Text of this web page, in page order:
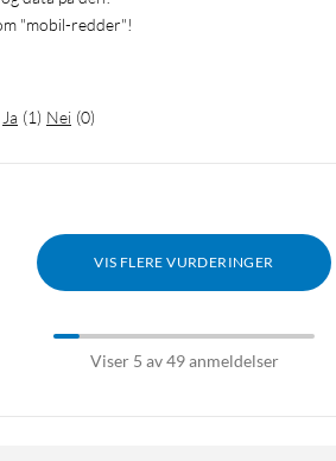
"mobil-redder"!
Ja (1) Nei (0)
VIS FLERE VURDERINGER
Viser 5 av 49 anmeldelser